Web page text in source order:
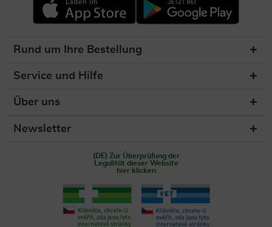
Rund um Ihre Bestellung
Service und Hilfe
Über uns
Newsletter
(DE) Zur Überprüfung der
Legalität dieser Website
hier klicken